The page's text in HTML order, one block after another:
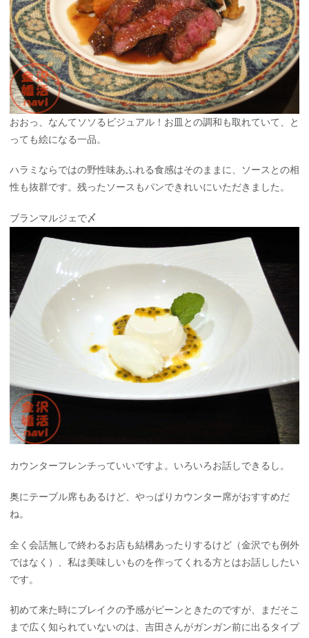
おおっ、なんてソソるビジュアル！お皿との調和も取れていて、と
っても絵になる一品。
ハラミならではの野性味あふれる食感はそのままに、ソースとの相
性も抜群です。残ったソースもパンできれいにいただきました。
ブランマルジェで〆
カウンターフレンチっていいですよ。いろいろお話しできるし。
奥にテーブル席もあるけど、やっぱりカウンター席がおすすめだ
ね。
全く会話無しで終わるお店も結構あったりするけど（金沢でも例外
ではなく）、私は美味しいものを作ってくれる方とはお話ししたい
です。
初めて来た時にブレイクの予感がピーンときたのですが、まだそこ
まで広く知られていないのは、吉田さんがガンガン前に出るタイプ